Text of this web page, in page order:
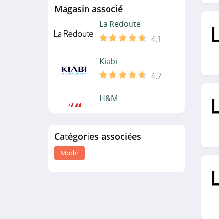
Magasin associé
La Redoute
4.1
Kiabi
4.7
H&M
GÉMO
Catégories associées
Mode